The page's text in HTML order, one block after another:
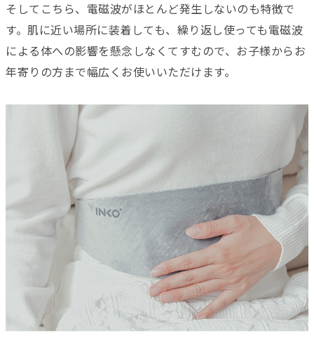
そしてこちら、電磁波がほとんど発生しないのも特徴で
す。肌に近い場所に装着しても、繰り返し使っても電磁波
による体への影響を懸念しなくてすむので、お子様からお
年寄りの方まで幅広くお使いいただけます。